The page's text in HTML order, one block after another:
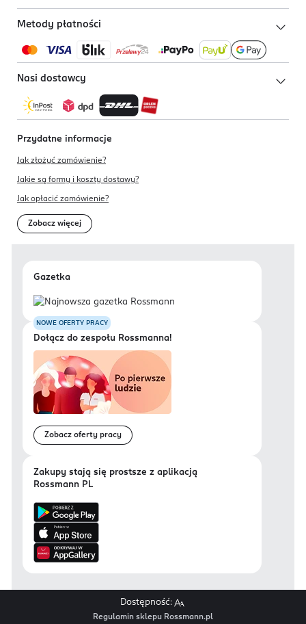
Metody płatności
Nasi dostawcy
Przydatne informacje
Jak złożyć zamówienie?
Jakie są formy i koszty dostawy?
Jak opłacić zamówienie?
Zobacz więcej
Gazetka
NOWE OFERTY PRACY
Dołącz do zespołu Rossmanna!
Zobacz oferty pracy
Zakupy stają się prostsze z aplikacją
Rossmann PL
Dostępność:
Regulamin sklepu Rossmann.pl